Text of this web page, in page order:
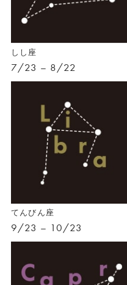
しし座
7/23 – 8/22
てんびん座
9/23 – 10/23